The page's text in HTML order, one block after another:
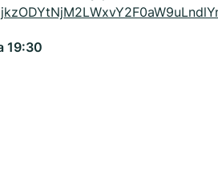
19:30